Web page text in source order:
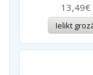
13,49€
Ielikt